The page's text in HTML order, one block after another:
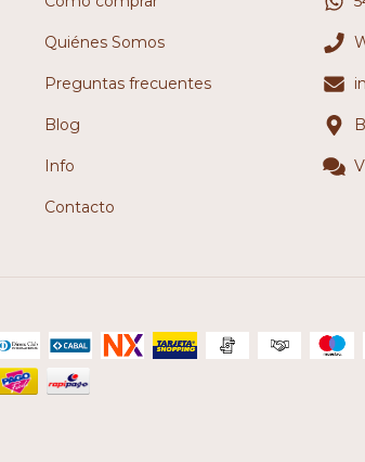
Quiénes Somos
Preguntas frecuentes
Blog
Info
Contacto